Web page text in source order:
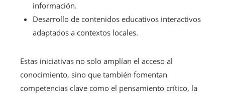
información.
Desarrollo de contenidos educativos interactivos
adaptados a contextos locales.
Estas iniciativas no solo amplían el acceso al
conocimiento, sino que también fomentan
competencias clave como el pensamiento crítico, la